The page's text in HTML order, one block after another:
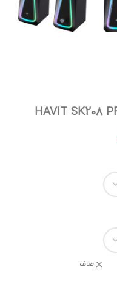
صاف